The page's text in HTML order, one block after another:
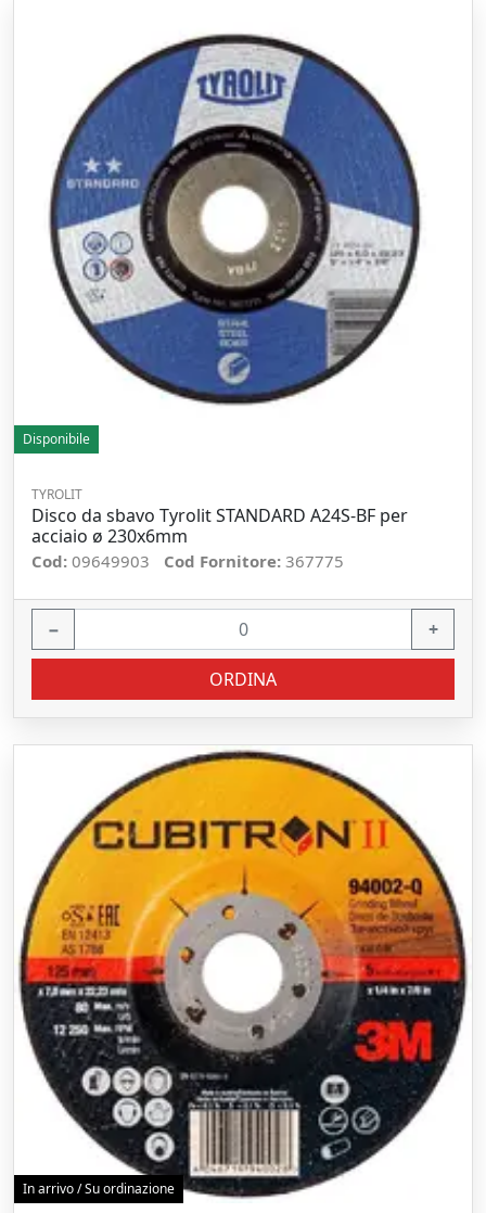
Disponibile
TYROLIT
Disco da sbavo Tyrolit STANDARD A24S-BF per
acciaio ø 230x6mm
Cod: 09649903 Cod Fornitore: 367775
− +
ORDINA
In arrivo / Su ordinazione